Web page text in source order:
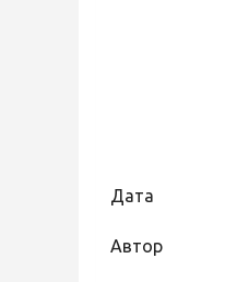
Дата
Автор